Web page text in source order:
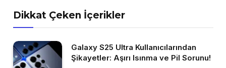
Dikkat Çeken İçerikler
Galaxy S25 Ultra Kullanıcılarından
Şikayetler: Aşırı Isınma ve Pil Sorunu!